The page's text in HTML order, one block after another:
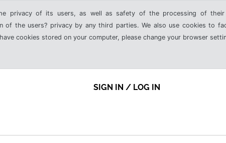
privacy of its users, as well as safety of the processing of their
of the users? privacy by any third parties. We also use cookies to
cookies stored on your computer, please change your browser
SIGN IN / LOG IN